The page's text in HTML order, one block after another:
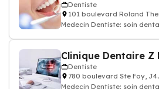
Dentiste
101 boulevard Roland
Medecin Dentiste: soin
Clinique Dentaire Z
Dentiste
780 boulevard Ste Foy,
Medecin Dentiste: soin